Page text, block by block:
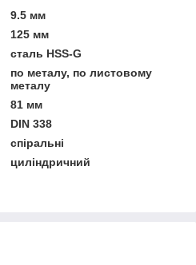
9.5 мм
125 мм
сталь HSS-G
по металу, по листовому
металу
81 мм
DIN 338
спіральні
циліндричний